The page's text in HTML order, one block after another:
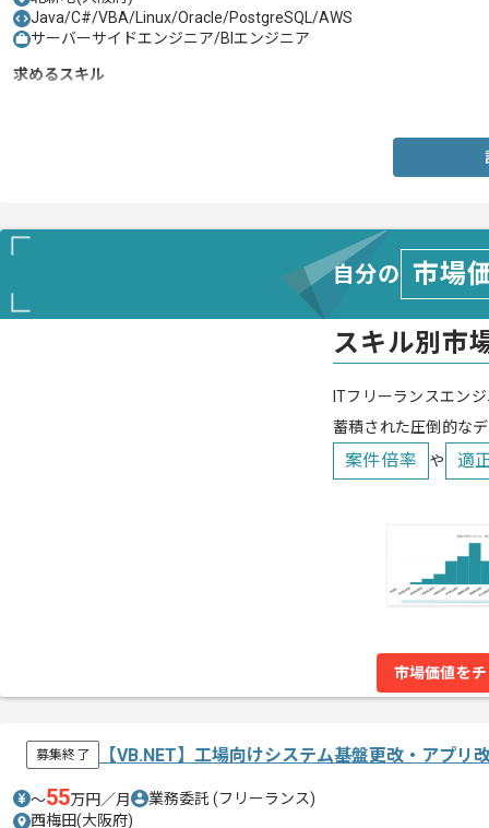
Java/C#/VBA/Linux/Oracle/PostgreSQL/AWS
サーバーサイドエンジニア/BIエンジニア
求めるスキル
自分の 市場
スキル別市
ITフリーランスエン
蓄積された圧倒的な
案件倍率 や 適
市場価値を
募集終了 【VB.NET】工場向けシステム基盤更改・アプリ
〜55万円／月 業務委託 (フリーランス)
西梅田(大阪府)